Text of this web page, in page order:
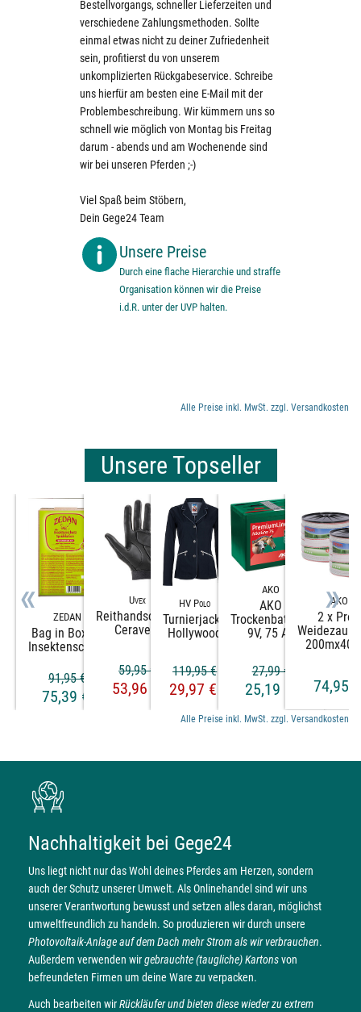
Bestellvorgangs, schneller Lieferzeiten und
verschiedene Zahlungsmethoden. Sollte
einmal etwas nicht zu deiner Zufriedenheit
sein, profitierst du von unserem
unkomplizierten Rückgabeservice. Schreibe
uns hierfür am besten eine E-Mail mit der
Problembeschreibung. Wir kümmern uns so
schnell wie möglich von Montag bis Freitag
darum - abends und am Wochenende sind
wir bei unseren Pferden ;-)
Viel Spaß beim Stöbern,
Dein Gege24 Team
Unsere Preise
Durch eine flache Hierarchie und straffe
Organisation können wir die Preise
i.d.R. unter der UVP halten.
Alle Preise inkl. MwSt. zzgl. Versandkosten
Unsere Topseller
ZEDAN
Bag in Box SP
Insektenschutz
91,95 €
75,39 €
Uvex
Reithandschuhe
Ceravent
59,95 €
53,96 €
HV Polo
Turnierjacke
Hollywood
119,95 €
29,97 €
AKO
AKO
Trockenbatterie
9V, 75 Ah
27,99 €
25,19 €
AKO
2 x Profi
74,95 €
Alle Preise inkl. MwSt. zzgl. Versandkosten
Nachhaltigkeit bei Gege24
Uns liegt nicht nur das Wohl deines Pferdes am Herzen, sondern
auch der Schutz unserer Umwelt. Als Onlinehandel sind wir uns
unserer Verantwortung bewusst und setzen alles daran, möglichst
umweltfreundlich zu handeln. So produzieren wir durch unsere
Photovoltaik-Anlage auf dem Dach mehr Strom als wir verbrauchen.
Außerdem verwenden wirgebrauchte (taugliche) Kartonsvon
befreundeten Firmen um deine Ware zu verpacken.
Auch bearbeiten wirRückläufer und bieten diese wieder zu extrem